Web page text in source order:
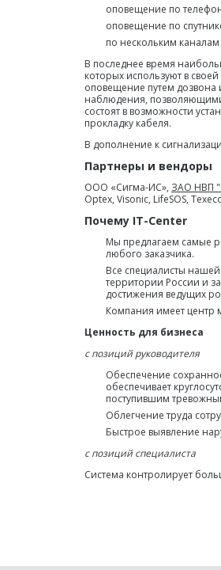
оповещение по
оповещение по
по нескольким
В последнее время
которых используют в
оповещение путем
наблюдения,
состоят в возможности
прокладку кабеля.
В дополнение к
Партнеры и вендоры
ООО «Сигма-ИС», ЗАО НВП
Optex, Visonic, LifeSOS,
Почему IT-Center
Мы предлагаем самые
любого заказчика.
Все специалисты
территории России и
достижения ведущих
Компания имеет центр
Ценность для бизнеса
с позиций руководителя
Обеспечение
обеспечивает
поступившим
Облегчение труда
Быстрое выявление
с позиций специалиста
Система контролирует